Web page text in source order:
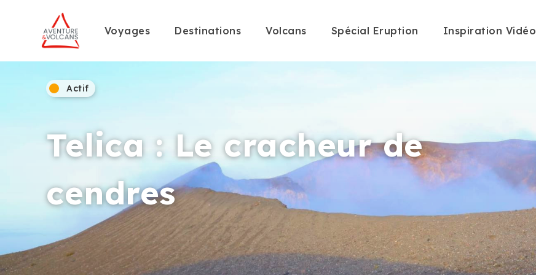
Voyages Destinations Volcans Spécial Eruption Inspiration Vidéo
Telica : Le cracheur de
cendres
Actif